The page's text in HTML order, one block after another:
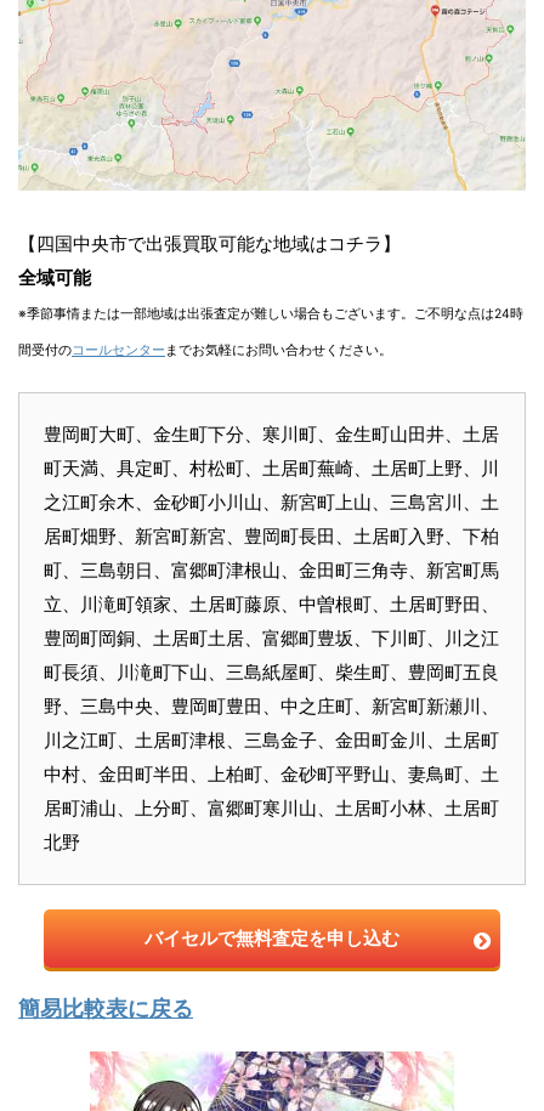
【四国中央市で出張買取可能な地域はコチラ】
全域可能
※季節事情または一部地域は出張査定が難しい場合もございます。ご不明な点は24時
間受付のコールセンター までお気軽にお問い合わせください。
豊岡町大町、金生町下分、寒川町、金生町山田井、土居
町天満、具定町、村松町、土居町蕪崎、土居町上野、川
之江町余木、金砂町小川山、新宮町上山、三島宮川、土
居町畑野、新宮町新宮、豊岡町長田、土居町入野、下柏
町、三島朝日、富郷町津根山、金田町三角寺、新宮町馬
立、川滝町領家、土居町藤原、中曽根町、土居町野田、
豊岡町岡銅、土居町土居、富郷町豊坂、下川町、川之江
町長須、川滝町下山、三島紙屋町、柴生町、豊岡町五良
野、三島中央、豊岡町豊田、中之庄町、新宮町新瀬川、
川之江町、土居町津根、三島金子、金田町金川、土居町
中村、金田町半田、上柏町、金砂町平野山、妻鳥町、土
居町浦山、上分町、富郷町寒川山、土居町小林、土居町
北野
バイセルで無料査定を申し込む
簡易比較表に戻る